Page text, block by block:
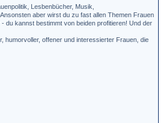
Lesbenbücher, Musik,
aber wirst du zu fast allen Themen Frauen
du kannst bestimmt von beiden profitieren! Und der
humorvoller, offener und interessierter Frauen, die